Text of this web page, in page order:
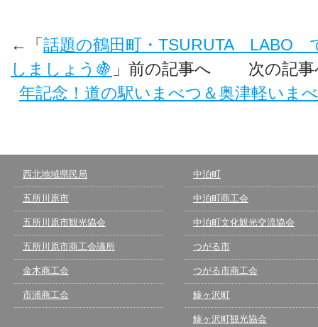
←「話題の鶴田町・TSURUTA LABO
しましょう🍇 」前の記事へ 次の記事
年記念！道の駅いまべつ＆奥津軽いま
西北地域県民局
五所川原市
五所川原市観光協会
五所川原市商工会議所
金木商工会
市浦商工会
中泊町
中泊町商工会
中泊町文化観光交流協会
つがる市
つがる市商工会
鰺ヶ沢町
鰺ヶ沢町観光協会